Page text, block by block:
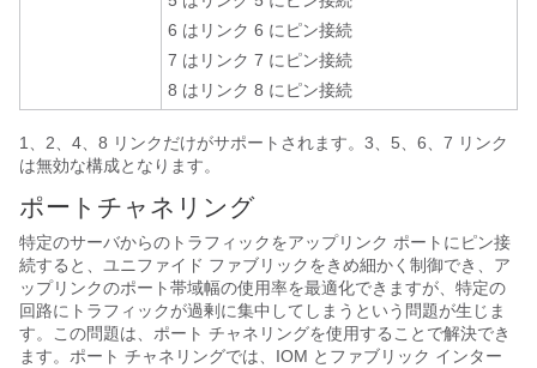
6 はリンク 6 にピン接続
7 はリンク 7 にピン接続
8 はリンク 8 にピン接続
1、2、4、8 リンクだけがサポートされます。3、5、6、7 リンク
は無効な構成となります。
ポートチャネリング
特定のサーバからのトラフィックをアップリンク ポートにピン接
続すると、ユニファイド ファブリックをきめ細かく制御でき、ア
ップリンクのポート帯域幅の使用率を最適化できますが、特定の
回路にトラフィックが過剰に集中してしまうという問題が生じま
す。この問題は、ポート チャネリングを使用することで解決でき
ます。ポート チャネリングでは、IOM とファブリック インター